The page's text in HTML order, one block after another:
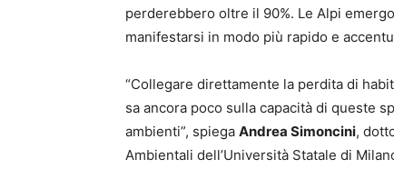
perderebbero oltre il 90%. Le Alpi
manifestarsi in modo più rapido e
“Collegare direttamente la perdita di
sa ancora poco sulla capacità di queste
ambienti”, spiega Andrea Simoncini,
Ambientali dell’Università Statale di